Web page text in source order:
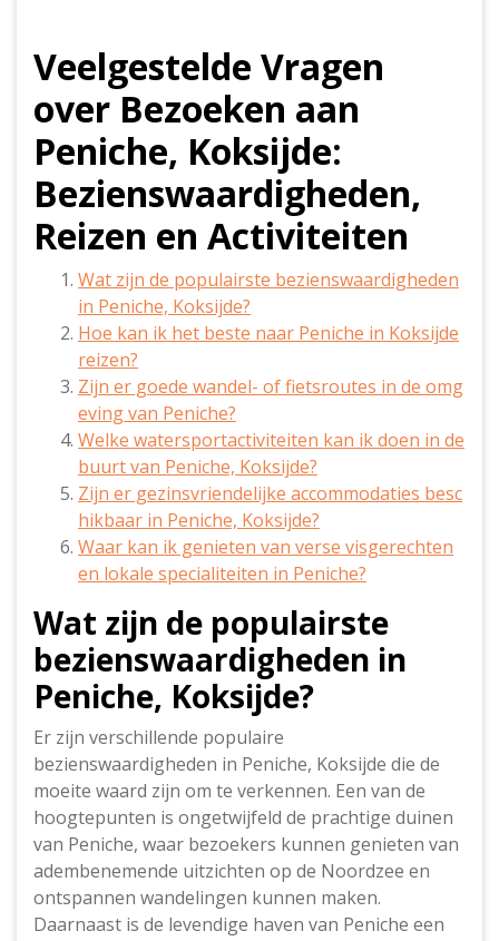
Veelgestelde Vragen
over Bezoeken aan
Peniche, Koksijde:
Bezienswaardigheden,
Reizen en Activiteiten
Wat zijn de populairste bezienswaardigheden
in Peniche, Koksijde?
Hoe kan ik het beste naar Peniche in Koksijde
reizen?
Zijn er goede wandel- of fietsroutes in de omg
eving van Peniche?
Welke watersportactiviteiten kan ik doen in de
buurt van Peniche, Koksijde?
Zijn er gezinsvriendelijke accommodaties besc
hikbaar in Peniche, Koksijde?
Waar kan ik genieten van verse visgerechten
en lokale specialiteiten in Peniche?
Wat zijn de populairste
bezienswaardigheden in
Peniche, Koksijde?
Er zijn verschillende populaire
bezienswaardigheden in Peniche, Koksijde die de
moeite waard zijn om te verkennen. Een van de
hoogtepunten is ongetwijfeld de prachtige duinen
van Peniche, waar bezoekers kunnen genieten van
adembenemende uitzichten op de Noordzee en
ontspannen wandelingen kunnen maken.
Daarnaast is de levendige haven van Peniche een